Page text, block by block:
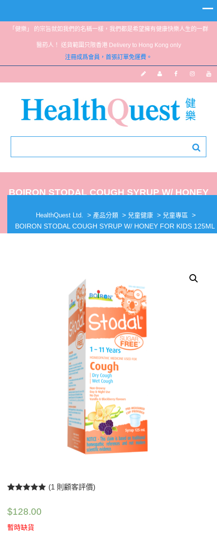
「健樂」 的宗旨就如我們的名稱一樣，我們都是希望擁有健康快樂人生的一群
醫葯人！ 送貨範圍只限香港 Delivery to Hong Kong only
注冊成爲會員，首張訂單免運費。
BOIRON STODAL COUGH SYRUP W/ HONEY
HealthQuest Ltd. > 產品分類 > 兒童健康 > 兒童專區 >
BOIRON STODAL COUGH SYRUP W/ HONEY FOR KIDS 125ML
顧客進行評
(1 則顧客評價)
$128.00
暫時缺貨